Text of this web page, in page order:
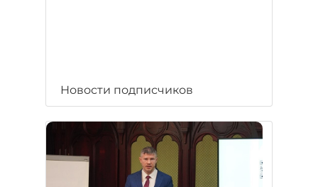
Новости подписчиков